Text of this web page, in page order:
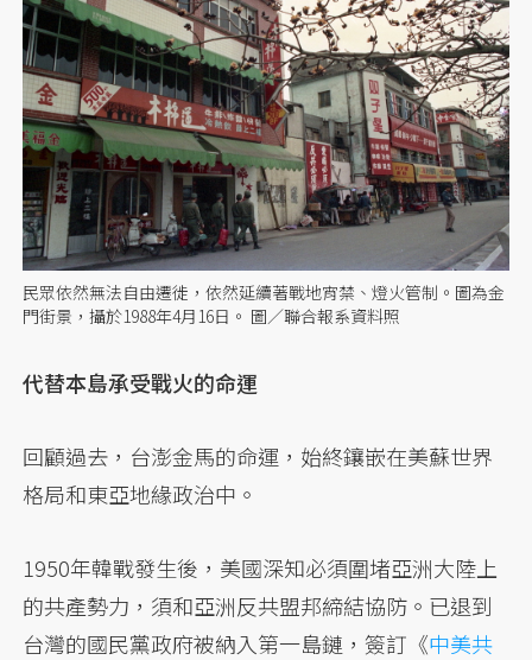
民眾依然無法自由遷徙，依然延續著戰地宵禁、燈火管制。圖為金
門街景，攝於1988年4月16日。 圖／聯合報系資料照
代替本島承受戰火的命運
回顧過去，台澎金馬的命運，始終鑲嵌在美蘇世界
格局和東亞地緣政治中。
1950年韓戰發生後，美國深知必須圍堵亞洲大陸上
的共產勢力，須和亞洲反共盟邦締結協防。已退到
台灣的國民黨政府被納入第一島鏈，簽訂《中美共